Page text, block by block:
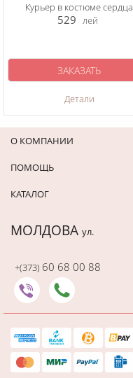
Курьер в костюме сердца
529 лей
Детали
ЗАКАЗАТЬ
О КОМПАНИИ
ПОМОЩЬ
КАТАЛОГ
МОЛДОВА ул.
+(373) 60 68 00 88